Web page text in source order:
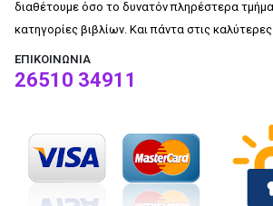
διαθέτουμε όσο το δυνατόν πληρέστερα
κατηγορίες βιβλίων. Και πάντα στις
ΕΠΙΚΟΙΝΩΝΊΑ
26510 34911